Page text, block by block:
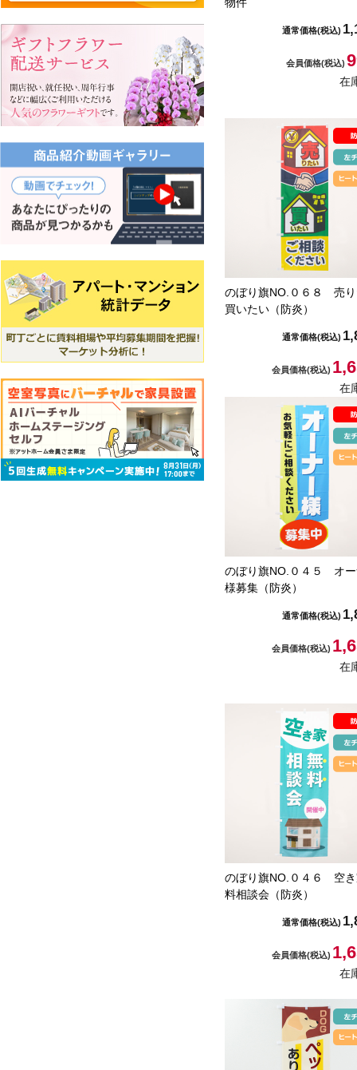
通常価格(税込)
会員価格(税込)
在
のぼり旗NO.０６８ 売
買いたい（防炎）
通常価格(税込)
会員価格(税込)
在
のぼり旗NO.０４５ オ
様募集（防炎）
通常価格(税込)
会員価格(税込)
在
のぼり旗NO.０４６ 空
料相談会（防炎）
通常価格(税込)
会員価格(税込)
在